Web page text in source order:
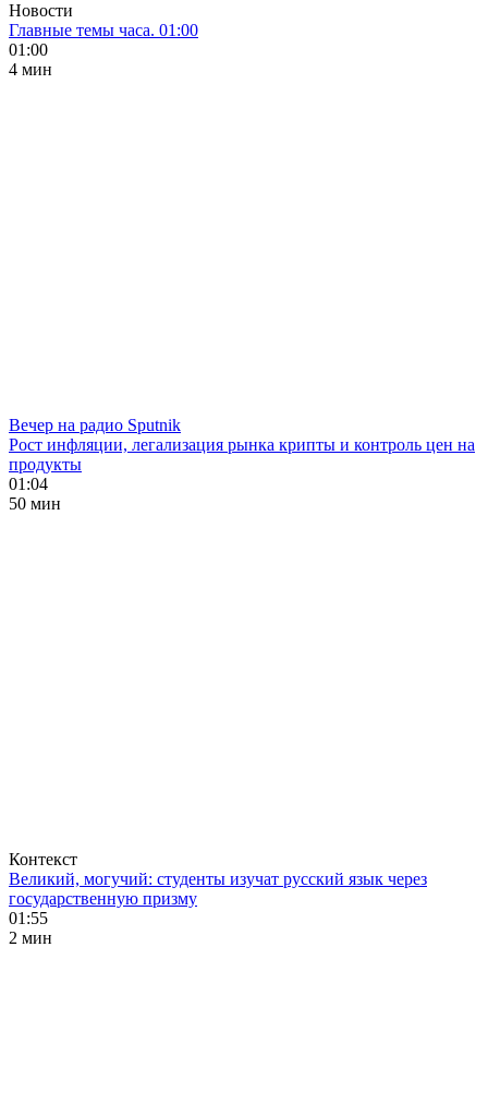
Новости
Главные темы часа. 01:00
01:00
4 мин
Вечер на радио Sputnik
Рост инфляции, легализация рынка крипты и контроль цен на
продукты
01:04
50 мин
Контекст
Великий, могучий: студенты изучат русский язык через
государственную призму
01:55
2 мин